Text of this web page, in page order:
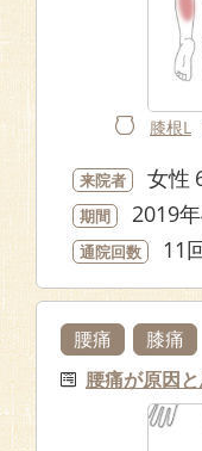
膝根L
来院者 女性
期間 2019
通院回数 11
腰痛
膝痛
腰痛が原因